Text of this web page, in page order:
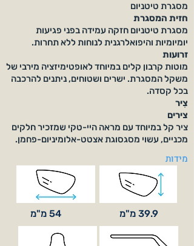
מסגרת טיטניום
חזית המסגרת
מסגרת טיטניום חזקה עמידה בפני פגיעות
יומיומיות והיפואלרגנית לנוחות ללא תחרות.
זרועות
מוטות קרבון קלים במיוחד לאופטימיזציה מירבי של
משקל המסגרת. ישרים ושטוחים, ניתנים להרכבה
בכל קסדה.
צִיר
צירים
ציר קל במיוחד עם מראה היי-טקי שמזכיר חלקים
מכניים, עשוי מסגסוגת אצטט-אלומיניום-פחמן.
מידות
54 מ"מ 39.9 מ"מ